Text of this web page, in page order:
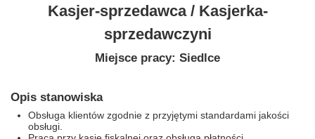
Kasjer-sprzedawca / Kasjerka-
sprzedawczyni
Miejsce pracy: Siedlce
Opis stanowiska
Obsługa klientów zgodnie z przyjętymi standardami jakości
obsługi.